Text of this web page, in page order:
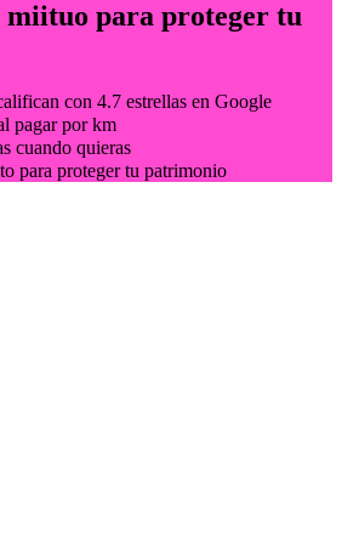
miituo para proteger tu
con 4.7 estrellas en Google
pagar por km
cuando quieras
para proteger tu patrimonio